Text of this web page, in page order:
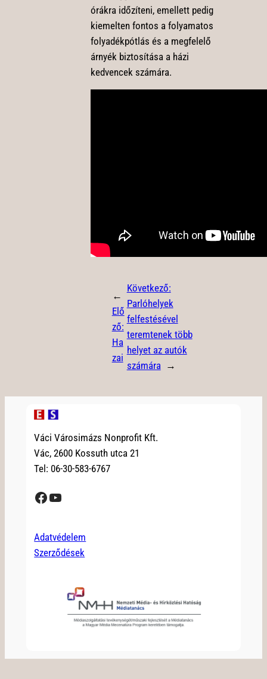
órákra időzíteni, emellett pedig
kiemelten fontos a folyamatos
folyadékpótlás és a megfelelő
árnyék biztosítása a házi
kedvencek számára.
←
Elő
ző:
Ha
zai
Következő:
Parlóhelyek
felfestésével
teremtenek több
helyet az autók
számára →
Váci Városimázs Nonprofit Kft.
Vác, 2600 Kossuth utca 21
Tel: 06-30-583-6767
Facebook YouTube
Adatvédelem
Szerződések